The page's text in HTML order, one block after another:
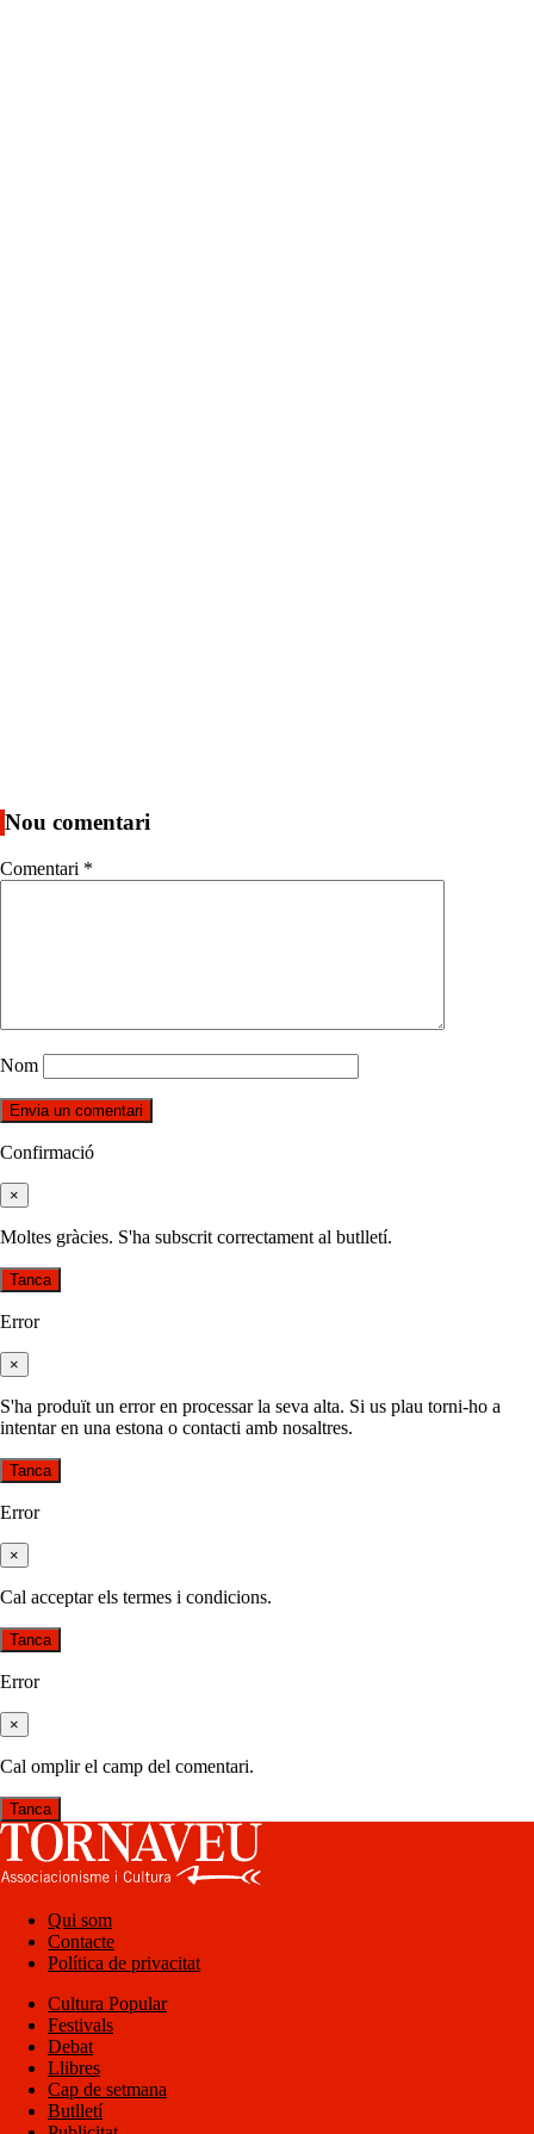
Nou comentari
Comentari *
Nom
Confirmació
×
Moltes gràcies. S'ha subscrit correctament al butlletí.
Tanca
Error
×
S'ha produït un error en processar la seva alta. Si us plau torni-ho a
intentar en una estona o contacti amb nosaltres.
Tanca
Error
×
Cal acceptar els termes i condicions.
Tanca
Error
×
Cal omplir el camp del comentari.
Tanca
Qui som
Contacte
Política de privacitat
Cultura Popular
Festivals
Debat
Llibres
Cap de setmana
Butlletí